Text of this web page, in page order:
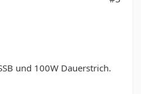
und 100W Dauerstrich.